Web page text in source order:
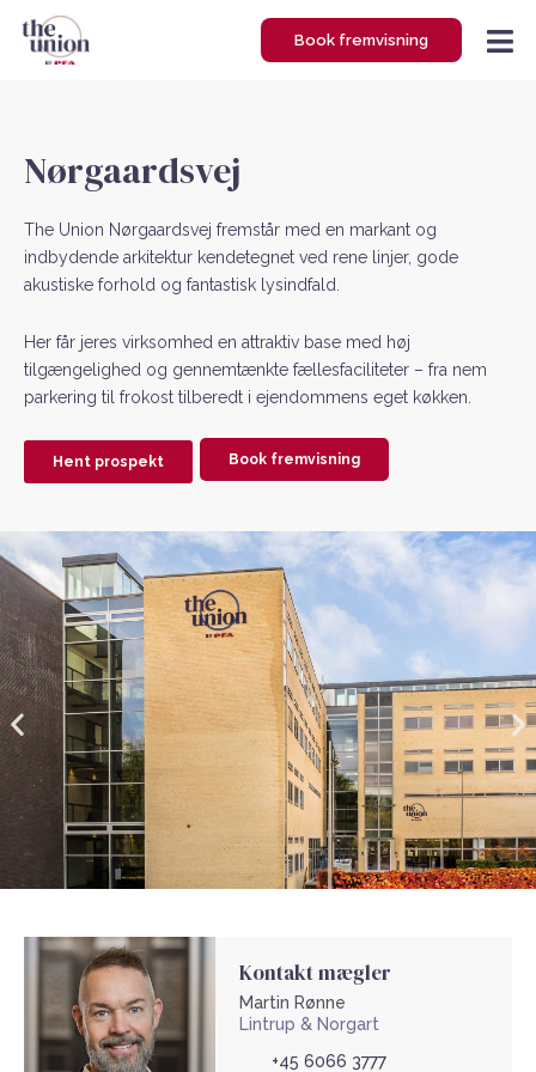
Book fremvisning
Nørgaardsvej
The Union Nørgaardsvej fremstår med en markant og
indbydende arkitektur kendetegnet ved rene linjer, gode
akustiske forhold og fantastisk lysindfald.
Her får jeres virksomhed en attraktiv base med høj
tilgængelighed og gennemtænkte fællesfaciliteter – fra nem
parkering til frokost tilberedt i ejendommens eget køkken.
Hent prospekt Book fremvisning
Kontakt mægler
Martin Rønne
Lintrup & Norgart
+45 6066 3777